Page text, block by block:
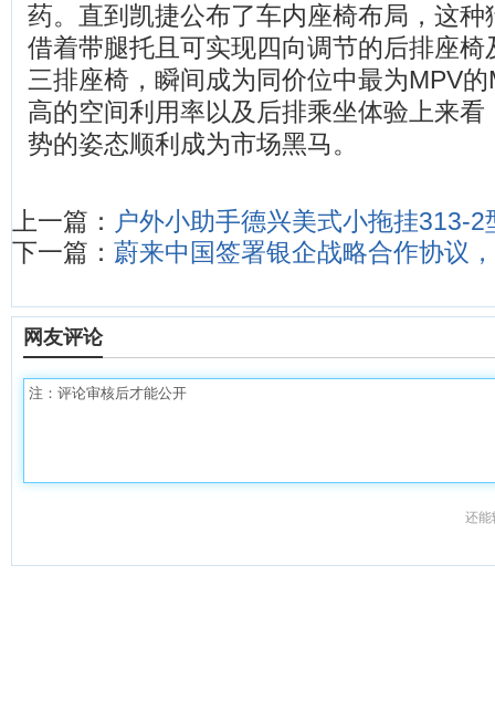
药。直到凯捷公布了车内座椅布局，这种
借着带腿托且可实现四向调节的后排座椅
三排座椅，瞬间成为同价位中最为MPV
高的空间利用率以及后排乘坐体验上来
势的姿态顺利成为市场黑马。
上一篇： 户外小助手德兴美式小拖挂313-2
下一篇： 蔚来中国签署银企战略合作协议
网友评论
还能